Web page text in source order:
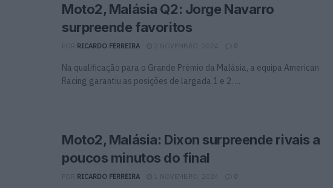
Moto2, Malásia Q2: Jorge Navarro
surpreende favoritos
RICARDO FERREIRA 2 NOVEMBRO, 2024 0
Na qualificação para o Grande Prémio da Malásia, a equipa American
Racing garantiu as posições de largada 1 e 2. ...
Moto2, Malásia: Dixon surpreende rivais a
poucos minutos do final
RICARDO FERREIRA 1 NOVEMBRO, 2024 0